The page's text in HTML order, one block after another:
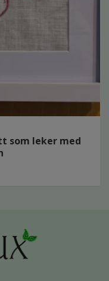
som leker med